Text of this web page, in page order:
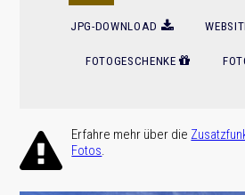
JPG-DOWNLOAD
FOTOGESCHENKE
Erfahre mehr über die
Fotos.